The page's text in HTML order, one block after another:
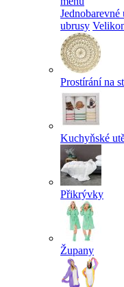
Jednobarevné
ubrusy
Prostírání na
Kuchyňské
Přikrývky
Župany